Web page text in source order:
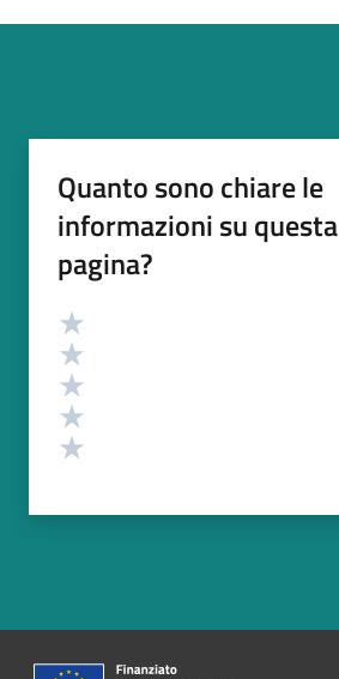
Quanto sono chiare le
informazioni su questa
pagina?
Valutazione